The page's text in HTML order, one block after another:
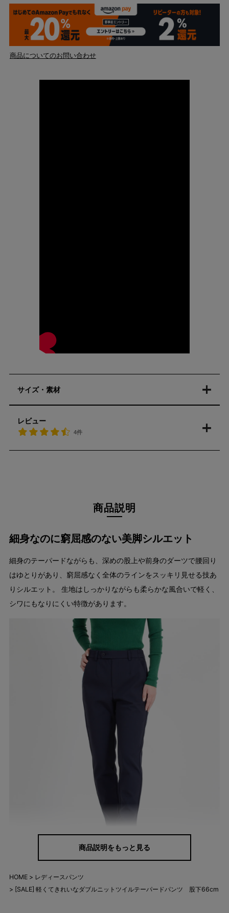
商品についてのお問い合わせ
サイズ・素材
レビュー
4件
商品説明
細身なのに窮屈感のない美脚シルエット
細身のテーパードながらも、深めの股上や前身のダーツで腰回り
はゆとりがあり、窮屈感なく全体のラインをスッキリ見せる技あ
りシルエット。 生地はしっかりながらも柔らかな風合いで軽く、
シワにもなりにくい特徴があります。
年齢を重ねると気になりやすいウエストやヒップ周りも、きれい
商品説明をもっと見る
HOME
レディースパンツ
[SALE] 軽くてきれいなダブルニットツイルテーパードパンツ 股下66cm